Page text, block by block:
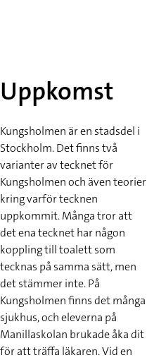
Uppkomst
Kungsholmen är en stadsdel i
Stockholm. Det finns två
varianter av tecknet för
Kungsholmen och även teorier
kring varför tecknen
uppkommit. Många tror att
det ena tecknet har någon
koppling till toalett som
tecknas på samma sätt, men
det stämmer inte. På
Kungsholmen finns det många
sjukhus, och eleverna på
Manillaskolan brukade åka dit
för att träffa läkaren. Vid en